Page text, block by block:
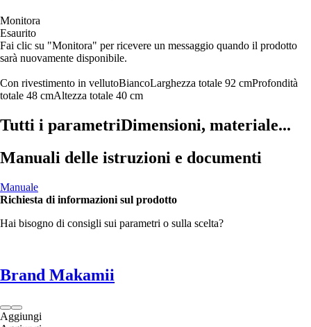
Monitora
Esaurito
Fai clic su "Monitora" per ricevere un messaggio quando il prodotto
sarà nuovamente disponibile.
Con rivestimento in vellutoBiancoLarghezza totale 92 cmProfondità
totale 48 cmAltezza totale 40 cm
Tutti i parametriDimensioni, materiale...
Manuali delle istruzioni e documenti
Manuale
Richiesta di informazioni sul prodotto
Hai bisogno di consigli sui parametri o sulla scelta?
Brand Makamii
Aggiungi